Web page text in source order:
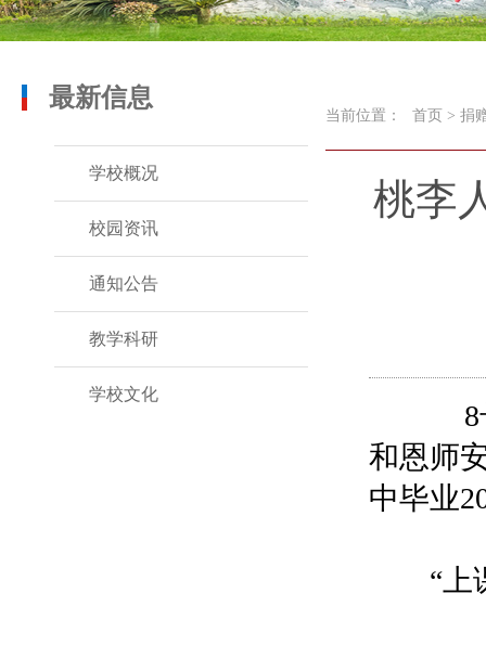
最新信息
学校概况
校园资讯
通知公告
教学科研
学校文化
当前位置： 首页 > 捐
桃李
8号
和恩师
中毕业
“上